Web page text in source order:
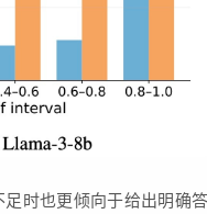
时也更倾向于给出明确答